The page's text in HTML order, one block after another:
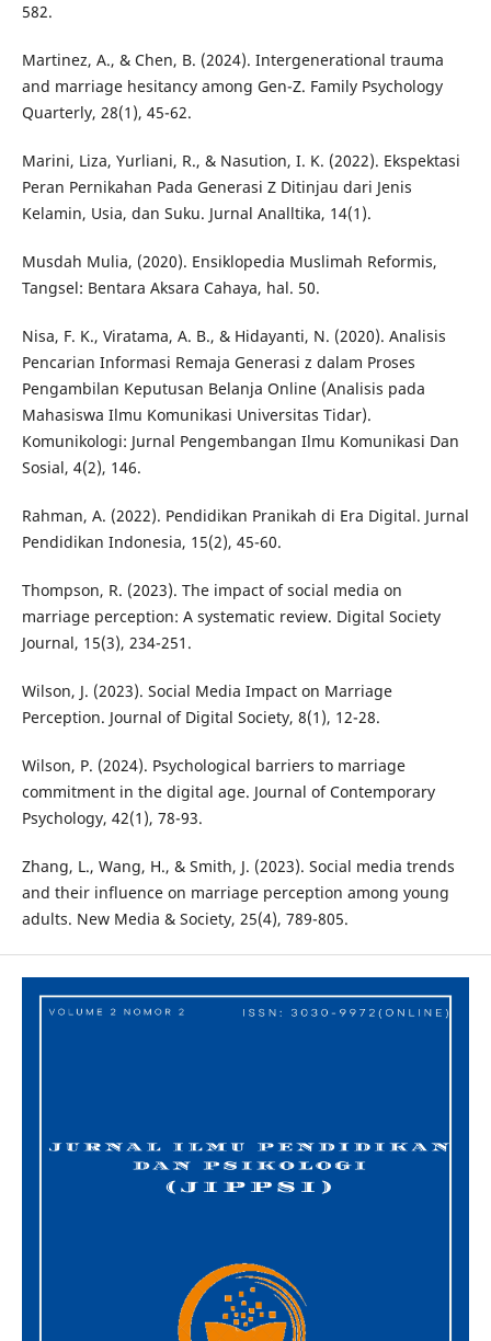
582.
Martinez, A., & Chen, B. (2024). Intergenerational trauma
and marriage hesitancy among Gen-Z. Family Psychology
Quarterly, 28(1), 45-62.
Marini, Liza, Yurliani, R., & Nasution, I. K. (2022). Ekspektasi
Peran Pernikahan Pada Generasi Z Ditinjau dari Jenis
Kelamin, Usia, dan Suku. Jurnal Analltika, 14(1).
Musdah Mulia, (2020). Ensiklopedia Muslimah Reformis,
Tangsel: Bentara Aksara Cahaya, hal. 50.
Nisa, F. K., Viratama, A. B., & Hidayanti, N. (2020). Analisis
Pencarian Informasi Remaja Generasi z dalam Proses
Pengambilan Keputusan Belanja Online (Analisis pada
Mahasiswa Ilmu Komunikasi Universitas Tidar).
Komunikologi: Jurnal Pengembangan Ilmu Komunikasi Dan
Sosial, 4(2), 146.
Rahman, A. (2022). Pendidikan Pranikah di Era Digital. Jurnal
Pendidikan Indonesia, 15(2), 45-60.
Thompson, R. (2023). The impact of social media on
marriage perception: A systematic review. Digital Society
Journal, 15(3), 234-251.
Wilson, J. (2023). Social Media Impact on Marriage
Perception. Journal of Digital Society, 8(1), 12-28.
Wilson, P. (2024). Psychological barriers to marriage
commitment in the digital age. Journal of Contemporary
Psychology, 42(1), 78-93.
Zhang, L., Wang, H., & Smith, J. (2023). Social media trends
and their influence on marriage perception among young
adults. New Media & Society, 25(4), 789-805.